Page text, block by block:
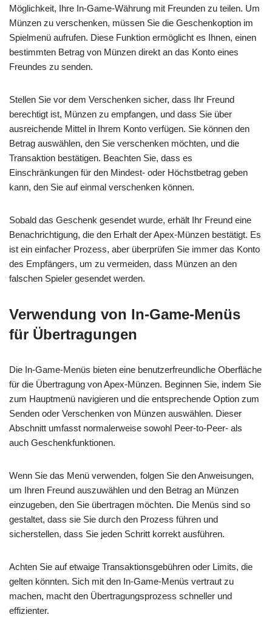
Möglichkeit, Ihre In-Game-Währung mit Freunden zu teilen. Um
Münzen zu verschenken, müssen Sie die Geschenkoption im
Spielmenü aufrufen. Diese Funktion ermöglicht es Ihnen, einen
bestimmten Betrag von Münzen direkt an das Konto eines
Freundes zu senden.
Stellen Sie vor dem Verschenken sicher, dass Ihr Freund
berechtigt ist, Münzen zu empfangen, und dass Sie über
ausreichende Mittel in Ihrem Konto verfügen. Sie können den
Betrag auswählen, den Sie verschenken möchten, und die
Transaktion bestätigen. Beachten Sie, dass es
Einschränkungen für den Mindest- oder Höchstbetrag geben
kann, den Sie auf einmal verschenken können.
Sobald das Geschenk gesendet wurde, erhält Ihr Freund eine
Benachrichtigung, die den Erhalt der Apex-Münzen bestätigt. Es
ist ein einfacher Prozess, aber überprüfen Sie immer das Konto
des Empfängers, um zu vermeiden, dass Münzen an den
falschen Spieler gesendet werden.
Verwendung von In-Game-Menüs
für Übertragungen
Die In-Game-Menüs bieten eine benutzerfreundliche Oberfläche
für die Übertragung von Apex-Münzen. Beginnen Sie, indem Sie
zum Hauptmenü navigieren und die entsprechende Option zum
Senden oder Verschenken von Münzen auswählen. Dieser
Abschnitt umfasst normalerweise sowohl Peer-to-Peer- als
auch Geschenkfunktionen.
Wenn Sie das Menü verwenden, folgen Sie den Anweisungen,
um Ihren Freund auszuwählen und den Betrag an Münzen
einzugeben, den Sie übertragen möchten. Die Menüs sind so
gestaltet, dass sie Sie durch den Prozess führen und
sicherstellen, dass Sie jeden Schritt korrekt ausführen.
Achten Sie auf etwaige Transaktionsgebühren oder Limits, die
gelten könnten. Sich mit den In-Game-Menüs vertraut zu
machen, macht den Übertragungsprozess schneller und
effizienter.